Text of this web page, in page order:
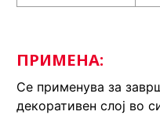
ПРИМЕНА:
Се применува за
декоративен слој во